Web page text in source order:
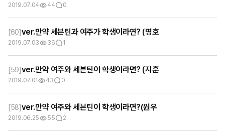
2019.07.04 44 0
[60]ver.만약 세븐틴과 여주가 학생이라연? (명호
2019.07.03 36 1
[59]ver.만약 여주와 세븐틴이 학생이라면? (지훈
2019.07.01 43 0
[58]ver.만약 여주와 세븐틴이 학생이라면?(원우
2019.06.25 55 2